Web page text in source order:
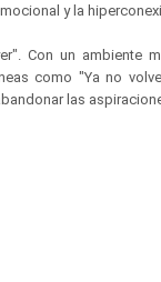
y la
Con un ambiente
como "Ya no
las